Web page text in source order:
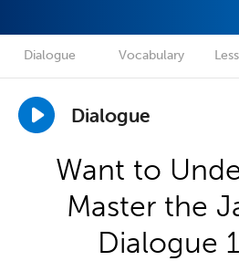
Dialogue Vocabulary
Dialogue
Want to
Master the
Dialogue